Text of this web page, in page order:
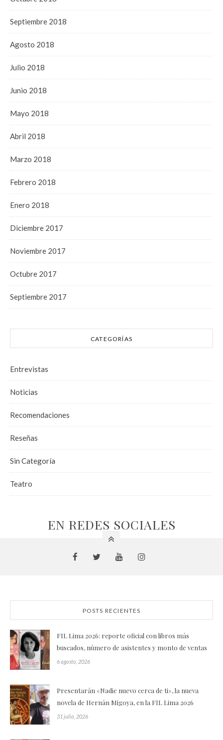
Septiembre 2018
Agosto 2018
Julio 2018
Junio 2018
Mayo 2018
Abril 2018
Marzo 2018
Febrero 2018
Enero 2018
Diciembre 2017
Noviembre 2017
Octubre 2017
Septiembre 2017
CATEGORÍAS
Entrevistas
Noticias
Recomendaciones
Reseñas
Sin Categoría
Teatro
EN REDES SOCIALES
POSTS RECIENTES
FIL Lima 2026: reporte oficial con libros más
buscados, número de asistentes y monto de ventas
6 agosto, 2026
Presentarán «Nadie nuevo cerca de ti», la nueva
novela de Hernán Migoya, en la FIL Lima 2026
31 julio, 2026